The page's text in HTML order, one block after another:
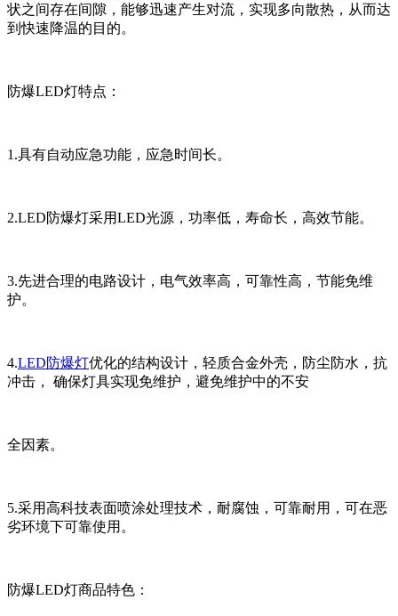
状之间存在间隙，能够迅速产生对流，实现多向散热，从而达
到快速降温的目的。
防爆LED灯特点：
1.具有自动应急功能，应急时间长。
2.LED防爆灯采用LED光源，功率低，寿命长，高效节能。
3.先进合理的电路设计，电气效率高，可靠性高，节能免维
护。
4.LED防爆灯优化的结构设计，轻质合金外壳，防尘防水，抗
冲击， 确保灯具实现免维护，避免维护中的不安
全因素。
5.采用高科技表面喷涂处理技术，耐腐蚀，可靠耐用，可在恶
劣环境下可靠使用。
防爆LED灯商品特色：